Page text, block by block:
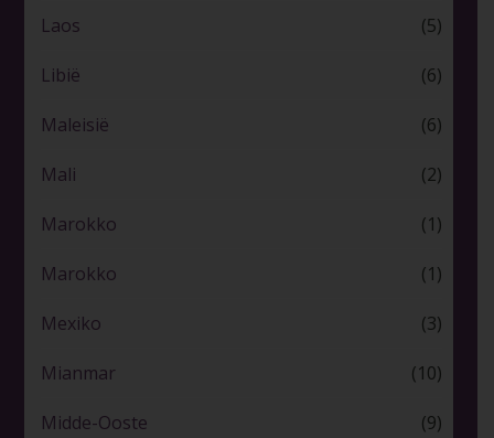
Laos (5)
Libië (6)
Maleisië (6)
Mali (2)
Marokko (1)
Marokko (1)
Mexiko (3)
Mianmar (10)
Midde-Ooste (9)